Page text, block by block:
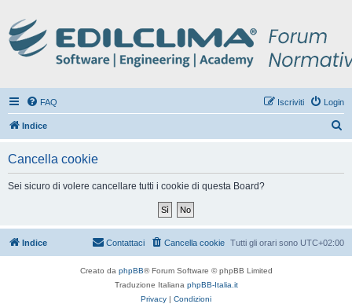
FAQ Login
Iscriviti
Indice
Cancella cookie
Sei sicuro di volere cancellare tutti i cookie di questa Board?
Indice Tutti gli orari sono UTC+02:00
Cancella cookie
Contattaci
Creato da phpBB® Forum Software © phpBB Limited
Traduzione Italiana phpBB-Italia.it
Privacy | Condizioni